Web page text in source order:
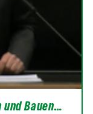
Bauen…